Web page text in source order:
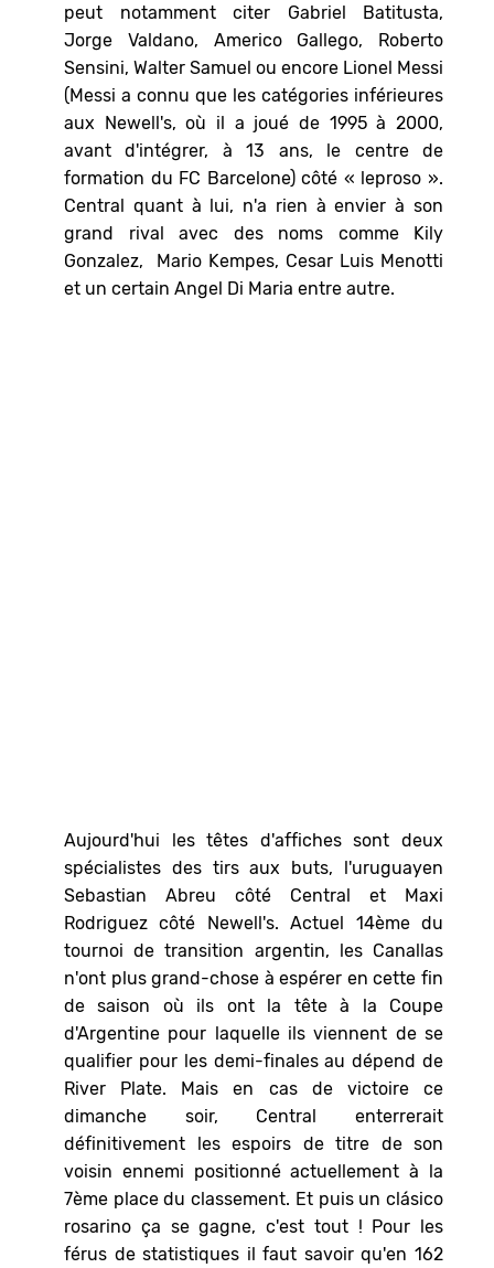
peut notamment citer Gabriel Batitusta,
Jorge Valdano, Americo Gallego, Roberto
Sensini, Walter Samuel ou encore Lionel Messi
(Messi a connu que les catégories inférieures
aux Newell's, où il a joué de 1995 à 2000,
avant d'intégrer, à 13 ans, le centre de
formation du FC Barcelone) côté « leproso ».
Central quant à lui, n'a rien à envier à son
grand rival avec des noms comme Kily
Gonzalez, Mario Kempes, Cesar Luis Menotti
et un certain Angel Di Maria entre autre.
Aujourd'hui les têtes d'affiches sont deux
spécialistes des tirs aux buts, l'uruguayen
Sebastian Abreu côté Central et Maxi
Rodriguez côté Newell's. Actuel 14ème du
tournoi de transition argentin, les Canallas
n'ont plus grand-chose à espérer en cette fin
de saison où ils ont la tête à la Coupe
d'Argentine pour laquelle ils viennent de se
qualifier pour les demi-finales au dépend de
River Plate. Mais en cas de victoire ce
dimanche soir, Central enterrerait
définitivement les espoirs de titre de son
voisin ennemi positionné actuellement à la
7ème place du classement. Et puis un clásico
rosarino ça se gagne, c'est tout ! Pour les
férus de statistiques il faut savoir qu'en 162